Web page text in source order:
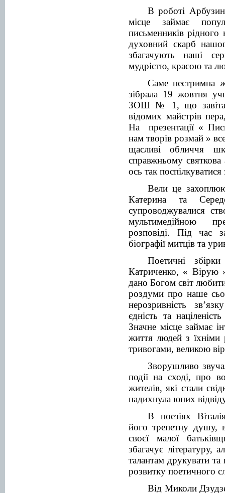
В роботі
місце займає
письменників
духовний скарб
збагачують наші
мудрістю, красою та
Саме нестримна
зібрала 19 жовтня
ЗОШ № 1, що
відомих майстрів
На презентації «
нам творів розмай »
щасливі обличчя
справжньому
ось так
Вели це
Катерина та
супроводжувалися
мультимедійною
розповіді. Під час
біографії митців та
Поетичні
Катриченко, « Вірую
дано Богом світ
роздуми про наше
нерозривність
єдність та
Значне місце займає
життя людей з
тривогами, великою
Зворушливо
події на сході, про
жителів, які стали
надихнула юних
В поезіях
його трепетну душу,
своєї малої
збагачує літературу,
талантам друкувати
розвитку поетичного
Від Миколи